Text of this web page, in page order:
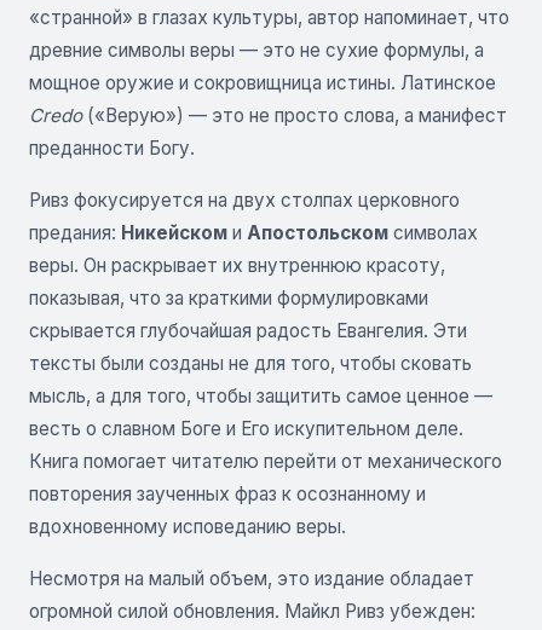
«странной» в глазах культуры, автор напоминает, что
древние символы веры — это не сухие формулы, а
мощное оружие и сокровищница истины. Латинское
Credo(«Верую») — это не просто слова, а манифест
преданности Богу.
Ривз фокусируется на двух столпах церковного
предания: Никейском и Апостольском символах
веры. Он раскрывает их внутреннюю красоту,
показывая, что за краткими формулировками
скрывается глубочайшая радость Евангелия. Эти
тексты были созданы не для того, чтобы сковать
мысль, а для того, чтобы защитить самое ценное —
весть о славном Боге и Его искупительном деле.
Книга помогает читателю перейти от механического
повторения заученных фраз к осознанному и
вдохновенному исповеданию веры.
Несмотря на малый объем, это издание обладает
огромной силой обновления. Майкл Ривз убежден: